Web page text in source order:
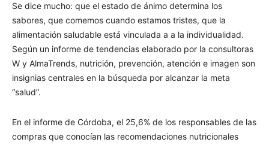
Se dice mucho: que el estado de ánimo determina los
sabores, que comemos cuando estamos tristes, que la
alimentación saludable está vinculada a a la individualidad.
Según un informe de tendencias elaborado por la consultoras
W y AlmaTrends, nutrición, prevención, atención e imagen son
insignias centrales en la búsqueda por alcanzar la meta
“salud”.
En el informe de Córdoba, el 25,6% de los responsables de las
compras que conocían las recomendaciones nutricionales